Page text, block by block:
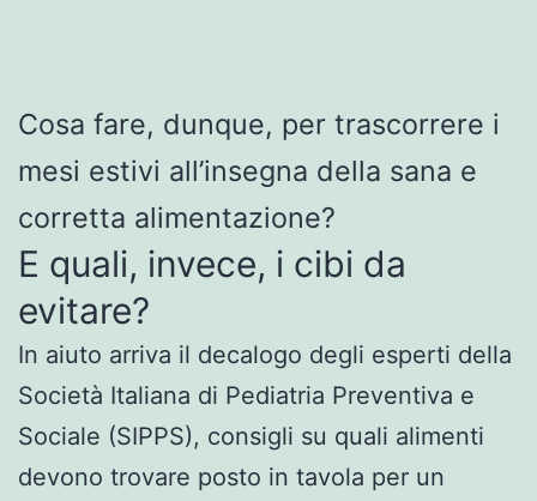
Cosa fare, dunque, per trascorrere i
mesi estivi all’insegna della sana e
corretta alimentazione?
E quali, invece, i cibi da
evitare?
In aiuto arriva il decalogo degli esperti della
Società Italiana di Pediatria Preventiva e
Sociale (SIPPS), consigli su quali alimenti
devono trovare posto in tavola per un